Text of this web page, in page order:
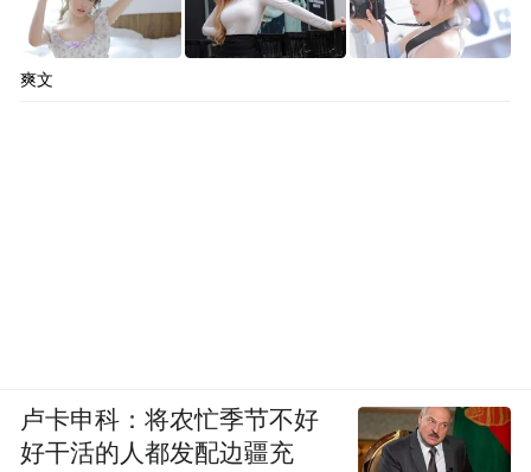
爽文
卢卡申科：将农忙季节不好
好干活的人都发配边疆充